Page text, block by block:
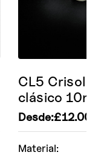
Material:
CL5 Crisol
clásico 10ml
Desde:£12.00